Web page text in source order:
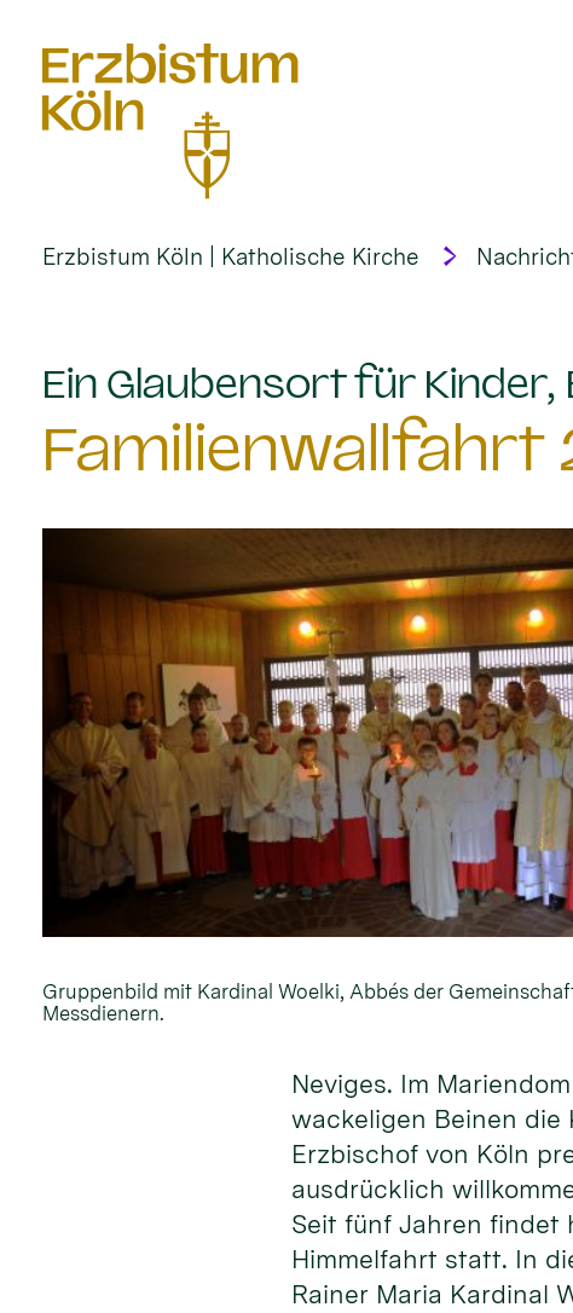
Erzbistum Köln | Katholische Kirche
Ein Glaubensort für Kinder,
Familienwallfahrt
Gruppenbild mit Kardinal Woelki, Abbés der
Messdienern.
Neviges. Im
wackeligen Beinen
Erzbischof von Köln
ausdrücklich
Seit fünf Jahren findet
Himmelfahrt statt. In
Rainer Maria Kardinal